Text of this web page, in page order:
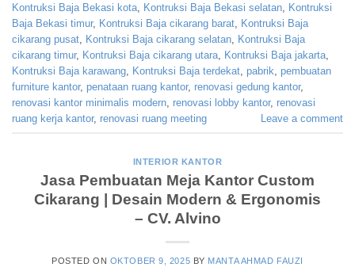
Kontruksi Baja Bekasi kota Kontruksi Baja Bekasi selatan Kontruksi
Baja Bekasi timur, Kontruksi Baja cikarang barat Kontruksi Baja
cikarang pusat Kontruksi Baja cikarang selatan Kontruksi Baja
cikarang timur, Kontruksi Baja cikarang utara Kontruksi Baja jakarta
Kontruksi Baja karawang Kontruksi Baja terdekat pabrik pembuatan
furniture kantor, penataan ruang kantor, renovasi gedung kantor,
renovasi kantor minimalis modern renovasi lobby kantor, renovasi
ruang kerja kantor, renovasi ruang meeting Leave a comment
INTERIOR KANTOR
Jasa Pembuatan Meja Kantor Custom
Cikarang | Desain Modern & Ergonomis
– CV. Alvino
POSTED ON OKTOBER 9, 2025 BY MANTA AHMAD FAUZI